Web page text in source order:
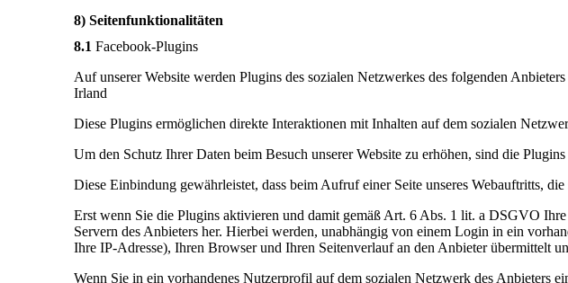
8) Seitenfunktionalitäten
8.1 Facebook-Plugins
Auf unserer Website werden Plugins des sozialen Netzwerkes des folgenden
Irland
Diese Plugins ermöglichen direkte Interaktionen mit Inhalten auf dem sozialen
Um den Schutz Ihrer Daten beim Besuch unserer Website zu erhöhen, sind die
Diese Einbindung gewährleistet, dass beim Aufruf einer Seite unseres Webauftritts,
Erst wenn Sie die Plugins aktivieren und damit gemäß Art. 6 Abs. 1 lit. a DSGVO
Servern des Anbieters her. Hierbei werden, unabhängig von einem Login in ein
Ihre IP-Adresse), Ihren Browser und Ihren Seitenverlauf an den Anbieter übermittelt
Wenn Sie in ein vorhandenes Nutzerprofil auf dem sozialen Netzwerk des Anbieters